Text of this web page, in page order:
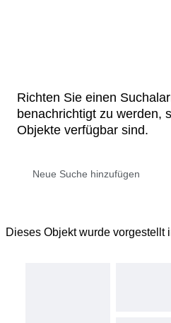
Richten Sie einen
benachrichtigt zu werden,
Objekte verfügbar sind.
Dieses Objekt wurde vorgestellt